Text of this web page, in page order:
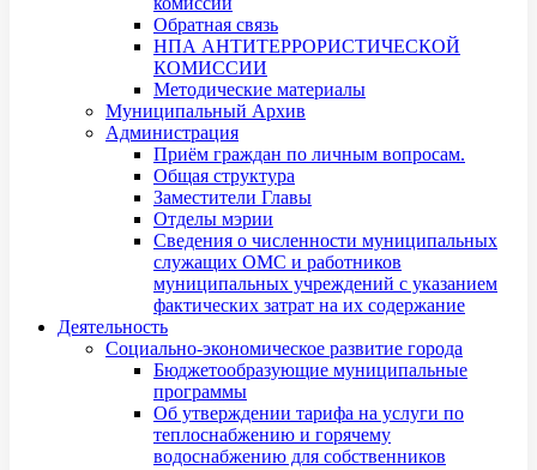
Обратная связь
НПА АНТИТЕРРОРИСТИЧЕСКОЙ
КОМИССИИ
Методические материалы
Муниципальный Архив
Администрация
Приём граждан по личным вопросам.
Общая структура
Заместители Главы
Отделы мэрии
Сведения о численности муниципальных
служащих ОМС и работников
муниципальных учреждений с указанием
фактических затрат на их содержание
Деятельность
Социально-экономическое развитие города
Бюджетообразующие муниципальные
программы
Об утверждении тарифа на услуги по
теплоснабжению и горячему
водоснабжению для собственников